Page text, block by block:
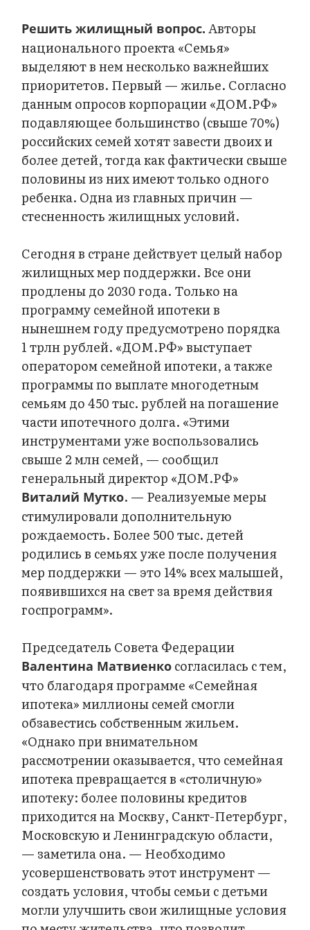
Решить жилищный вопрос. Авторы
национального проекта «Семья»
выделяют в нем несколько важнейших
приоритетов. Первый — жилье. Согласно
данным опросов корпорации «ДОМ.РФ»
подавляющее большинство (свыше 70%)
российских семей хотят завести двоих и
более детей, тогда как фактически свыше
половины из них имеют только одного
ребенка. Одна из главных причин —
стесненность жилищных условий.
Сегодня в стране действует целый набор
жилищных мер поддержки. Все они
продлены до 2030 года. Только на
программу семейной ипотеки в
нынешнем году предусмотрено порядка
1 трлн рублей. «ДОМ.РФ» выступает
оператором семейной ипотеки, а также
программы по выплате многодетным
семьям до 450 тыс. рублей на погашение
части ипотечного долга. «Этими
инструментами уже воспользовались
свыше 2 млн семей, — сообщил
генеральный директор «ДОМ.РФ»
Виталий Мутко. — Реализуемые меры
стимулировали дополнительную
рождаемость. Более 500 тыс. детей
родились в семьях уже после получения
мер поддержки — это 14% всех малышей,
появившихся на свет за время действия
госпрограмм».
Председатель Совета Федерации
Валентина Матвиенко согласилась с тем,
что благодаря программе «Семейная
ипотека» миллионы семей смогли
обзавестись собственным жильем.
«Однако при внимательном
рассмотрении оказывается, что семейная
ипотека превращается в «столичную»
ипотеку: более половины кредитов
приходится на Москву, Санкт-Петербург,
Московскую и Ленинградскую области,
— заметила она. — Необходимо
усовершенствовать этот инструмент —
создать условия, чтобы семьи с детьми
могли улучшить свои жилищные условия